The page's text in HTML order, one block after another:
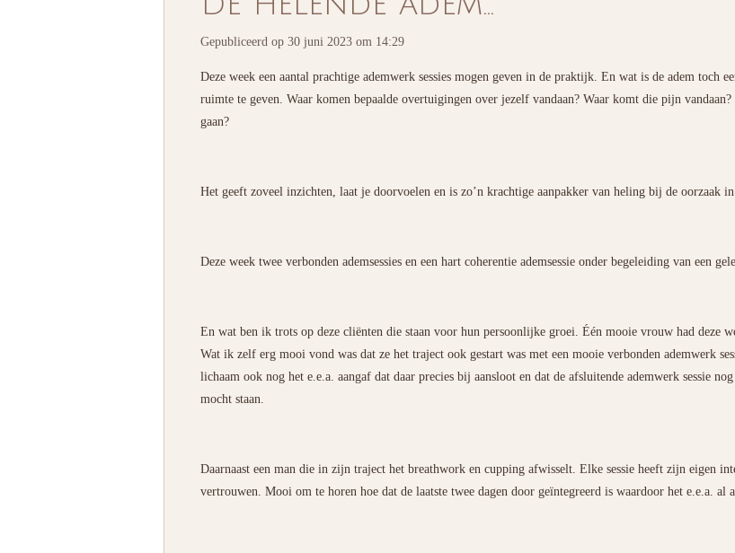
Gepubliceerd op 30 juni 2023 om 14:29
Deze week een aantal prachtige ademwerk sessies mogen geven in de praktijk. En wat is de adem toch
ruimte te geven. Waar komen bepaalde overtuigingen over jezelf vandaan? Waar komt die pijn
gaan?
Het geeft zoveel inzichten, laat je doorvoelen en is zo’n krachtige aanpakker van heling bij de oorzaak
Deze week twee verbonden ademsessies en een hart coherentie ademsessie onder begeleiding van een
En wat ben ik trots op deze cliënten die staan voor hun persoonlijke groei. Één mooie vrouw had deze
Wat ik zelf erg mooi vond was dat ze het traject ook gestart was met een mooie verbonden ademwerk
lichaam ook nog het e.e.a. aangaf dat daar precies bij aansloot en dat de afsluitende ademwerk sessie
mocht staan.
Daarnaast een man die in zijn traject het breathwork en cupping afwisselt. Elke sessie heeft zijn eigen
vertrouwen. Mooi om te horen hoe dat de laatste twee dagen door geïntegreerd is waardoor het e.e.a. al